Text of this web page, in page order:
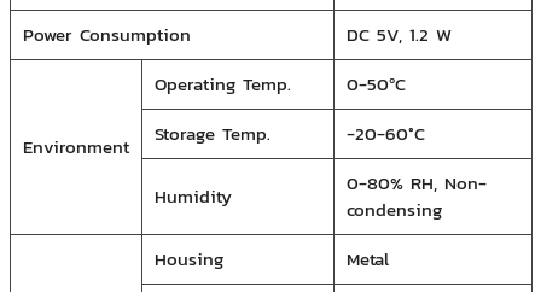
Power Consumption
DC 5V, 1.2 W
Environment
Operating Temp.
0-50ºC
Storage Temp.
-20-60°C
Humidity
0-80% RH, Non-
condensing
Housing
Metal